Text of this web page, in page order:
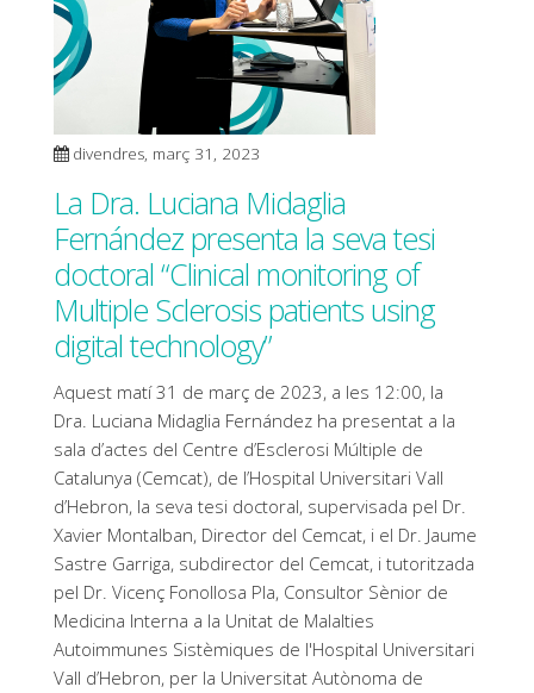
divendres, març 31, 2023
La Dra. Luciana Midaglia
Fernández presenta la seva tesi
doctoral “Clinical monitoring of
Multiple Sclerosis patients using
digital technology”
Aquest matí 31 de març de 2023, a les 12:00, la
Dra. Luciana Midaglia Fernández ha presentat a la
sala d’actes del Centre d’Esclerosi Múltiple de
Catalunya (Cemcat), de l’Hospital Universitari Vall
d’Hebron, la seva tesi doctoral, supervisada pel Dr.
Xavier Montalban, Director del Cemcat, i el Dr. Jaume
Sastre Garriga, subdirector del Cemcat, i tutoritzada
pel Dr. Vicenç Fonollosa Pla, Consultor Sènior de
Medicina Interna a la Unitat de Malalties
Autoimmunes Sistèmiques de l'Hospital Universitari
Vall d’Hebron, per la Universitat Autònoma de